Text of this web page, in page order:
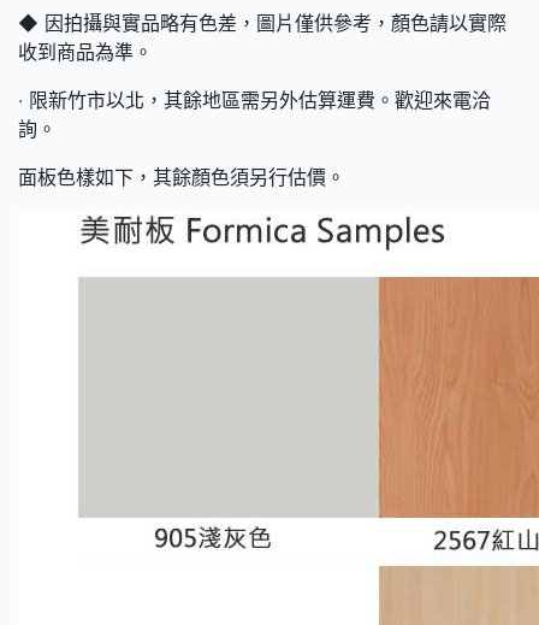
◆ 因拍攝與實品略有色差，圖片僅供參考，顏色請以實際
收到商品為準。
‧ 限新竹市以北，其餘地區需另外估算運費。歡迎來電洽
詢。
面板色樣如下，其餘顏色須另行估價。